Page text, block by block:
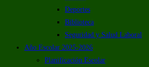
Deportes
Biblioteca
Seguridad y Salud Laboral
Año Escolar 2025-2026
Planificación Escolar